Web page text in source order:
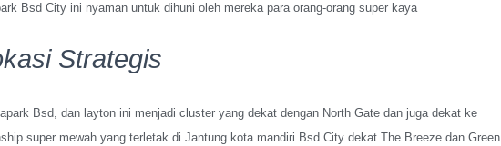
Bsd City ini nyaman untuk dihuni oleh mereka para orang-orang super kaya
Strategis
Bsd, dan layton ini menjadi cluster yang dekat dengan North Gate dan juga dekat ke
super mewah yang terletak di Jantung kota mandiri Bsd City dekat The Breeze dan Green